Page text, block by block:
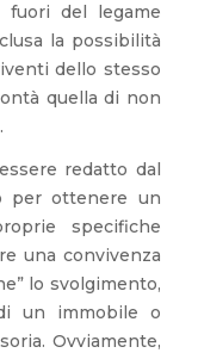
del legame
la possibilità
dello stesso
quella di non
redatto dal
per ottenere un
specifiche
una convivenza
lo svolgimento,
un immobile o
Ovviamente,